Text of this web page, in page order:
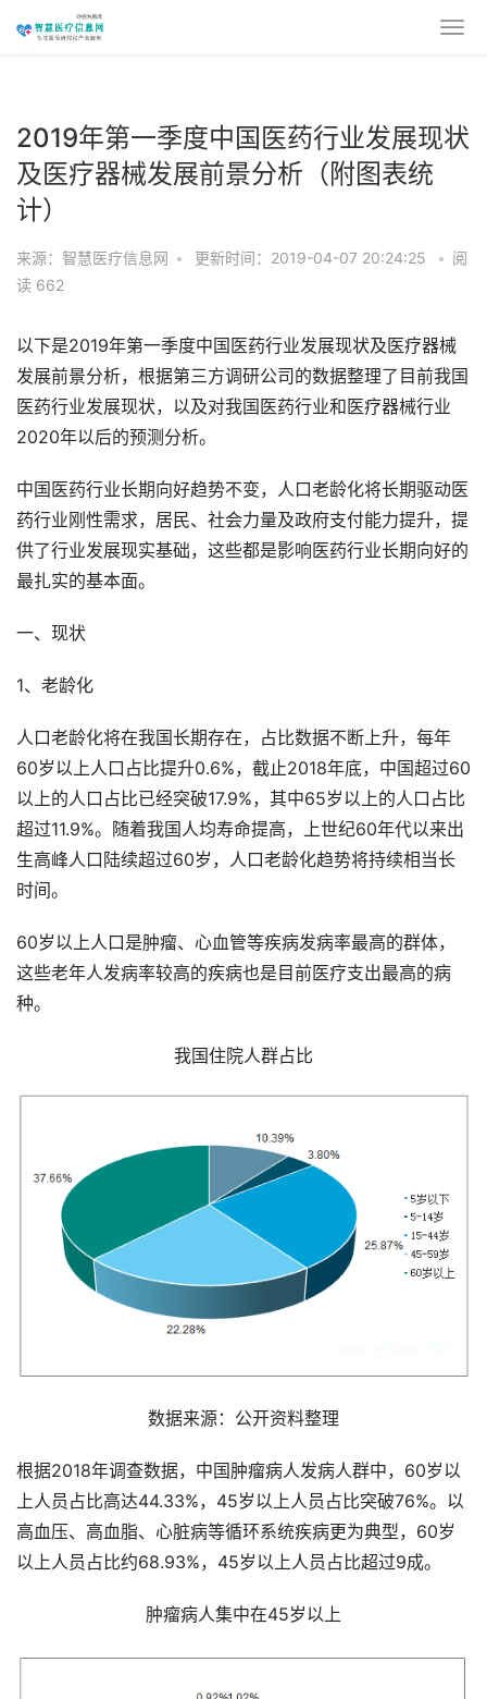
2019年第一季度中国医药行业发展现状
及医疗器械发展前景分析（附图表统
计）
来源：智慧医疗信息网 • 更新时间：2019-04-07 20:24:25 • 阅
读 662
以下是2019年第一季度中国医药行业发展现状及医疗器械
发展前景分析，根据第三方调研公司的数据整理了目前我国
医药行业发展现状，以及对我国医药行业和医疗器械行业
2020年以后的预测分析。
中国医药行业长期向好趋势不变，人口老龄化将长期驱动医
药行业刚性需求，居民、社会力量及政府支付能力提升，提
供了行业发展现实基础，这些都是影响医药行业长期向好的
最扎实的基本面。
一、现状
1、老龄化
人口老龄化将在我国长期存在，占比数据不断上升，每年
60岁以上人口占比提升0.6%，截止2018年底，中国超过60
以上的人口占比已经突破17.9%，其中65岁以上的人口占比
超过11.9%。随着我国人均寿命提高，上世纪60年代以来出
生高峰人口陆续超过60岁，人口老龄化趋势将持续相当长
时间。
60岁以上人口是肿瘤、心血管等疾病发病率最高的群体，
这些老年人发病率较高的疾病也是目前医疗支出最高的病
种。
我国住院人群占比
数据来源：公开资料整理
根据2018年调查数据，中国肿瘤病人发病人群中，60岁以
上人员占比高达44.33%，45岁以上人员占比突破76%。以
高血压、高血脂、心脏病等循环系统疾病更为典型，60岁
以上人员占比约68.93%，45岁以上人员占比超过9成。
肿瘤病人集中在45岁以上